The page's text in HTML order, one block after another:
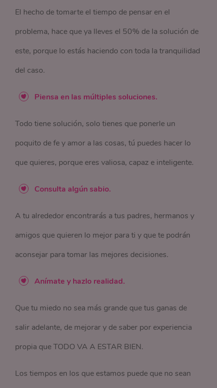
El hecho de tomarte el tiempo de pensar en el
problema, hace que ya lleves el 50% de la solución de
este, porque lo estás haciendo con toda la tranquilidad
del caso.
Piensa en las múltiples soluciones.
Todo tiene solución, solo tienes que ponerle un
poquito de fe y amor a las cosas, tú puedes hacer lo
que quieres, porque eres valiosa, capaz e inteligente.
Consulta algún sabio.
A tu alrededor encontrarás a tus padres, hermanos y
amigos que quieren lo mejor para ti y que te podrán
aconsejar para tomar las mejores decisiones.
Anímate y hazlo realidad.
Que tu miedo no sea más grande que tus ganas de
salir adelante, de mejorar y de saber por experiencia
propia que TODO VA A ESTAR BIEN.
Los tiempos en los que estamos puede que no sean